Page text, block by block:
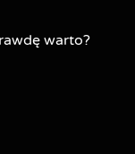
warto?